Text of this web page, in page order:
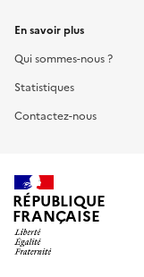
En savoir plus
Qui sommes-nous ?
Statistiques
Contactez-nous
RÉPUBLIQUE
FRANÇAISE